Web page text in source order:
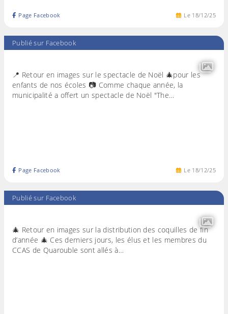
Le 18/12/25
Page Facebook
Publié sur Facebook
📍 Retour en images sur le spectacle de Noël 🎄pour les
enfants de nos écoles 📷 Comme chaque année, la
municipalité a offert un spectacle de Noël "The…
Le 18/12/25
Page Facebook
Publié sur Facebook
🎄 Retour en images sur la distribution des coquilles de fin
d’année 🎄 Ces derniers jours, les élus et les membres du
CCAS de Quarouble sont allés à…